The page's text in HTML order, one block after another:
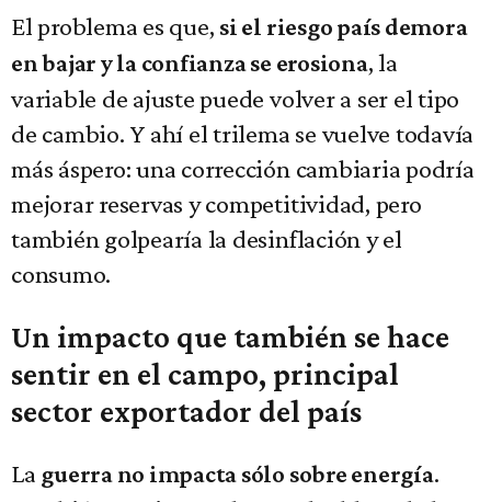
El problema es que, si el riesgo país demora
en bajar y la confianza se erosiona, la
variable de ajuste puede volver a ser el tipo
de cambio. Y ahí el trilema se vuelve todavía
más áspero: una corrección cambiaria podría
mejorar reservas y competitividad, pero
también golpearía la desinflación y el
consumo.
Un impacto que también se hace
sentir en el campo, principal
sector exportador del país
La guerra no impacta sólo sobre energía.